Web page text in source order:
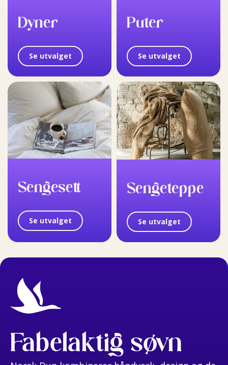
Dyner
Se utvalget
Puter
Se utvalget
Sengesett
Se utvalget
Sengeteppe
Se utvalget
Fabelaktig søvn